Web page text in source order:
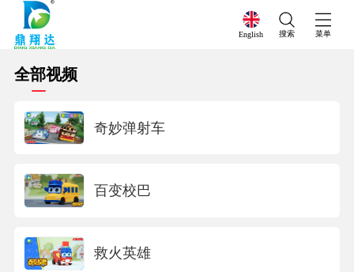
English 搜索 菜单
全部视频
奇妙弹射车
百变校巴
救火英雄